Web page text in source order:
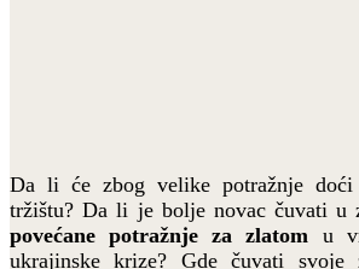
Da li će zbog velike potražnje doći
tržištu? Da li je bolje novac čuvati u
povećane potražnje za zlatom u
ukrajinske krize? Gde čuvati svoje